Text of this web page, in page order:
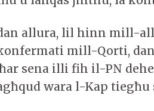
allura, lil hinn mill-
mill-Qorti,
sena illi fih il-PN
wara l-Kap tiegħu